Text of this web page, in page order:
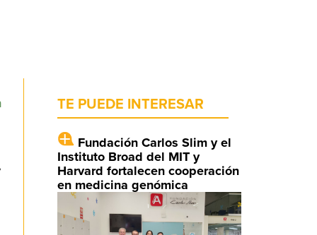
TE PUEDE INTERESAR
Fundación Carlos Slim y el
Instituto Broad del MIT y
Harvard fortalecen cooperación
en medicina genómica